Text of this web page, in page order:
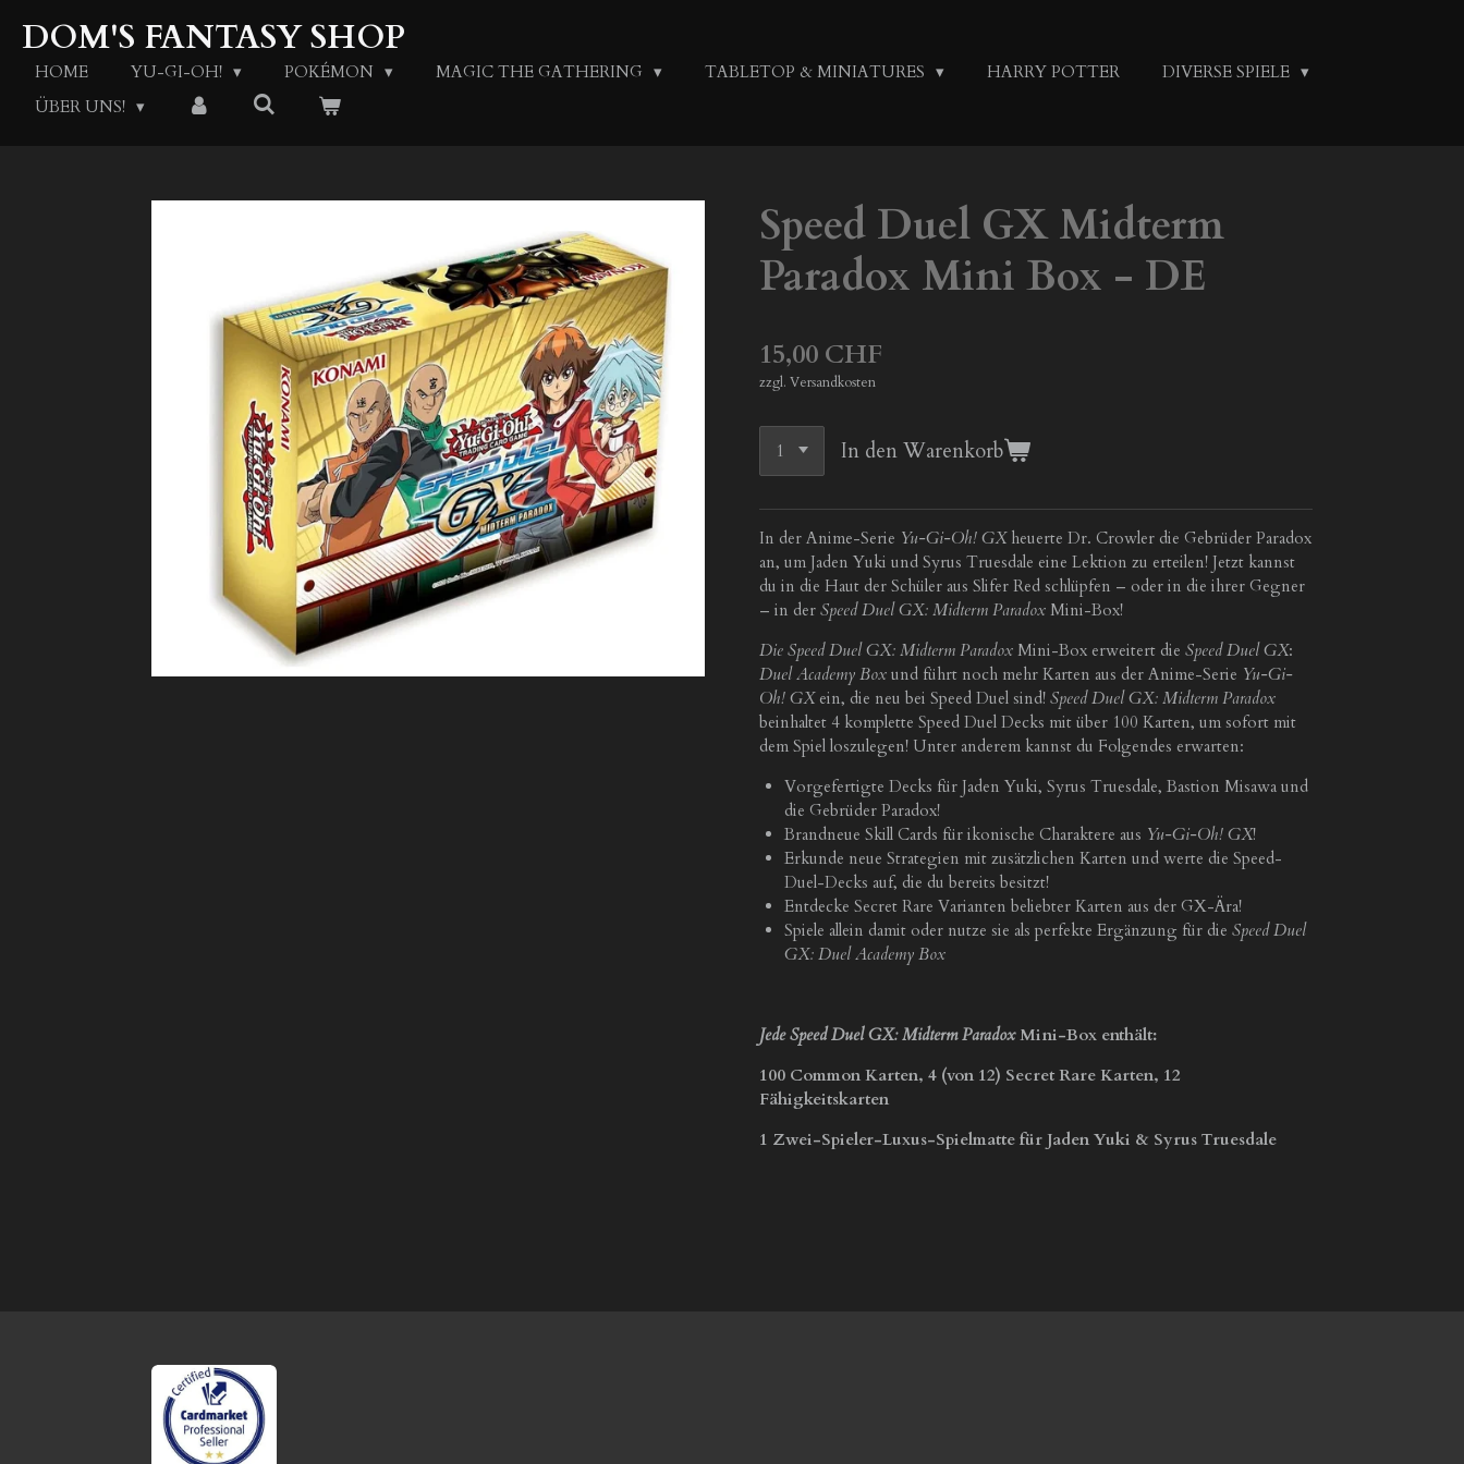
Zum
Hauptinhalt
springen
DOM'S FANTASY SHOP
HOME YU-GI-OH! POKÉMON MAGIC THE GATHERING TABLETOP & MINIATURES HARRY POTTER
DIVERSE SPIELE
ÜBER UNS!
Speed Duel GX Midterm
Paradox Mini Box - DE
15,00 CHF
zzgl. Versandkosten
In den Warenkorb
In der Anime-Serie Yu-Gi-Oh! GX heuerte Dr. Crowler die Gebrüder Paradox
an, um Jaden Yuki und Syrus Truesdale eine Lektion zu erteilen! Jetzt kannst
du in die Haut der Schüler aus Slifer Red schlüpfen – oder in die ihrer Gegner
– in der Speed Duel GX: Midterm Paradox Mini-Box!
Die Speed Duel GX: Midterm Paradox Mini-Box erweitert die Speed Duel GX:
Duel Academy Box und führt noch mehr Karten aus der Anime-Serie Yu-Gi-
Oh! GX ein, die neu bei Speed Duel sind! Speed Duel GX: Midterm Paradox
beinhaltet 4 komplette Speed Duel Decks mit über 100 Karten, um sofort mit
dem Spiel loszulegen! Unter anderem kannst du Folgendes erwarten:
Vorgefertigte Decks für Jaden Yuki, Syrus Truesdale, Bastion Misawa und
die Gebrüder Paradox!
Brandneue Skill Cards für ikonische Charaktere aus Yu-Gi-Oh! GX!
Erkunde neue Strategien mit zusätzlichen Karten und werte die Speed-
Duel-Decks auf, die du bereits besitzt!
Entdecke Secret Rare Varianten beliebter Karten aus der GX-Ära!
Spiele allein damit oder nutze sie als perfekte Ergänzung für die Speed Duel
GX: Duel Academy Box
Jede Speed Duel GX: Midterm ParadoxMini-Box enthält:
100 Common Karten, 4 (von 12) Secret Rare Karten, 12
Fähigkeitskarten
1 Zwei-Spieler-Luxus-Spielmatte für Jaden Yuki & Syrus Truesdale